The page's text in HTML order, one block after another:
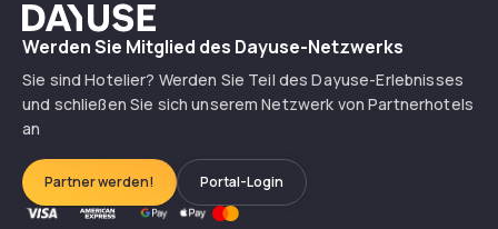
Dayuse
Werden Sie Mitglied des Dayuse-Netzwerks
Sie sind Hotelier? Werden Sie Teil des Dayuse-Erlebnisses
und schließen Sie sich unserem Netzwerk von Partnerhotels
an
Partner werden! Portal-Login